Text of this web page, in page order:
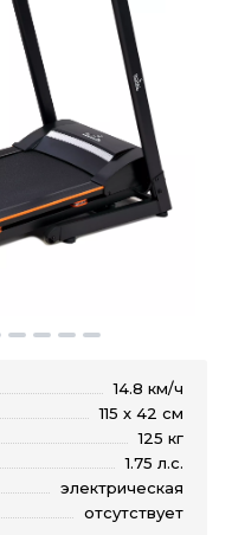
14.8 км/ч
115 х 42 см
125 кг
1.75 л.с.
электрическая
отсутствует